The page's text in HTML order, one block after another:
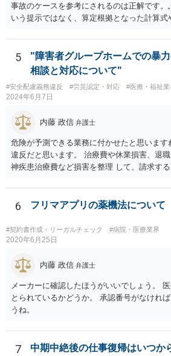
事故のケースを参考にされるのは正解です。
いう提示ではなく、算定根拠となった計算
面、針刺し事故については医療者側の故意
ースが多く、早期解決のためにある程度の
得ないかとも思います。 病院側の提示があ
などには、弁護士へのご依頼も検討されるべ
への依頼が必要になる際に備えて、また現時
らうために、一度法律事務所にご相談されて
せん。
5
"障害者グループホームでの暴
相談と対応について"
#安全配慮義務違反 #労災認定・対応 #医療・福祉業
2024年6月7日
内藤 政信 弁護士
危険が予測できる業務に付かせたと思いま
違反だと思います。 治療費や休業損害、退
神疾患治療費など損害を整理 して、請求す
6 フリマアプリの薬機法について
#契約書作成・リーガルチェック #病院・医療業界
2020年6月25日
内藤 政信 弁護士
メーカーに確認したほうがいいでしょう。
とられているかどうか。 承認番号がなけれ
うね。
7 中期中絶後の仕事復帰はいつか